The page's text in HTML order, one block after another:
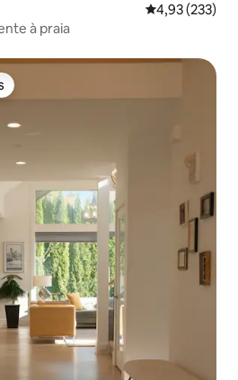
4,93 de uma
4,93 (233)
à praia